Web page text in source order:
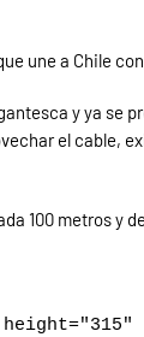
une a Chile
y ya se
el cable,
100 metros y